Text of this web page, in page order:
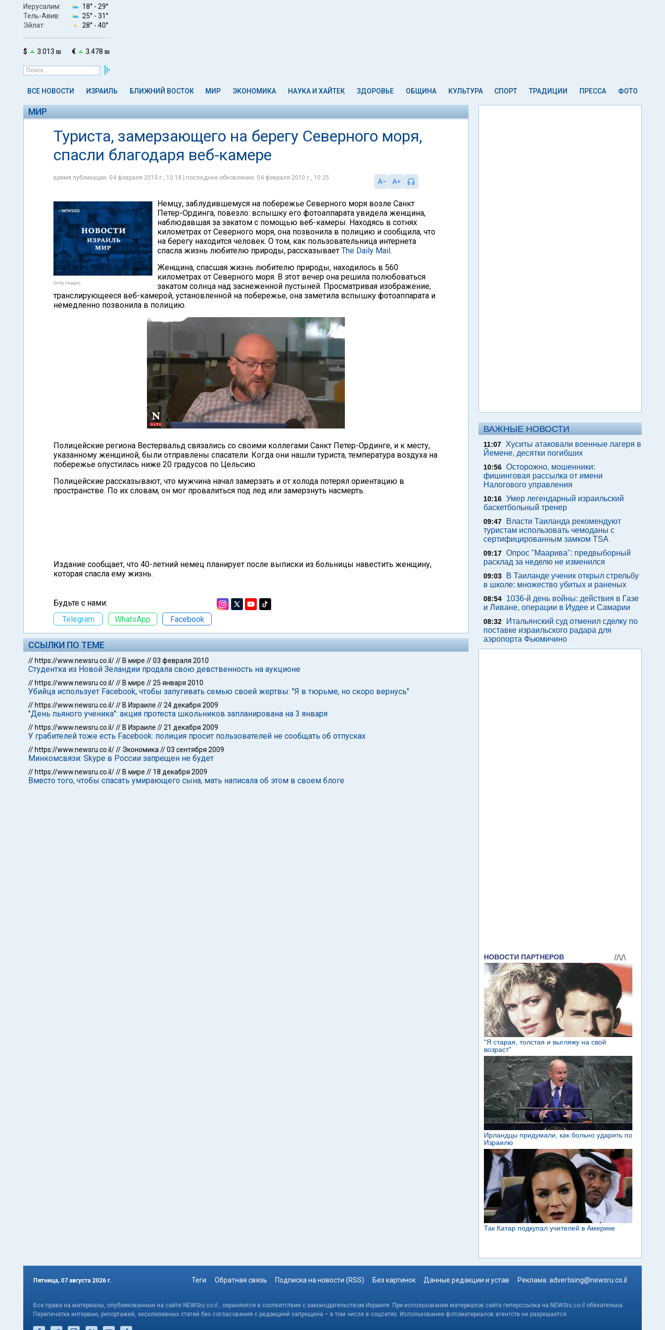
Иерусалим: 18° - 29°
Тель-Авив:
25° - 31°
Эйлат:
28° - 40°
$ 3.013 ₪ € 3.478 ₪
ВСЕ НОВОСТИ ИЗРАИЛЬ БЛИЖНИЙ ВОСТОК МИР ЭКОНОМИКА НАУКА И ХАЙТЕК ЗДОРОВЬЕ ОБЩИНА КУЛЬТУРА СПОРТ ТРАДИЦИИ ПРЕССА ФОТО
МИР
Туриста, замерзающего на берегу Северного моря,
спасли благодаря веб-камере
время публикации: 04 февраля 2010 г., 10:18 | последнее обновление: 04 февраля 2010 г., 10:25
Getty Images
Немцу, заблудившемуся на побережье Северного моря возле Санкт
Петер-Ординга, повезло: вспышку его фотоаппарата увидела женщина,
наблюдавшая за закатом с помощью веб-камеры. Находясь в сотнях
километрах от Северного моря, она позвонила в полицию и сообщила, что
на берегу находится человек. О том, как пользовательница интернета
спасла жизнь любителю природы, рассказывает The Daily Mail.
Женщина, спасшая жизнь любителю природы, находилось в 560
километрах от Северного моря. В этот вечер она решила полюбоваться
закатом солнца над заснеженной пустыней. Просматривая изображение,
транслирующееся веб-камерой, установленной на побережье, она заметила вспышку фотоаппарата и
немедленно позвонила в полицию.
Полицейские региона Вестервальд связались со своими коллегами Санкт Петер-Ординге, и к месту,
указанному женщиной, были отправлены спасатели. Когда они нашли туриста, температура воздуха на
побережье опустилась ниже 20 градусов по Цельсию.
Полицейские рассказывают, что мужчина начал замерзать и от холода потерял ориентацию в
пространстве. По их словам, он мог провалиться под лед или замерзнуть насмерть.
Издание сообщает, что 40-летний немец планирует после выписки из больницы навестить женщину,
которая спасла ему жизнь.
Будьте с нами:
Telegram
WhatsApp Facebook
ССЫЛКИ ПО ТЕМЕ
// https://www.newsru.co.il/// В мире //03 февраля 2010
Студентка из Новой Зеландии продала свою девственность на аукционе
// https://www.newsru.co.il/// В мире //25 января 2010
Убийца использует Facebook, чтобы запугивать семью своей жертвы: "Я в тюрьме, но скоро вернусь"
// https://www.newsru.co.il/// В Израиле //24 декабря 2009
"День пьяного ученика": акция протеста школьников запланирована на 3 января
// https://www.newsru.co.il/// В Израиле //21 декабря 2009
У грабителей тоже есть Facebook: полиция просит пользователей не сообщать об отпусках
// https://www.newsru.co.il/// Экономика //03 сентября 2009
Минкомсвязи: Skype в России запрещен не будет
// https://www.newsru.co.il/// В мире // 18 декабря 2009
Вместо того, чтобы спасать умирающего сына, мать написала об этом в своем блоге
ВАЖНЫЕ НОВОСТИ
11:07
Хуситы атаковали военные лагеря в
Йемене, десятки погибших
10:56 Осторожно, мошенники:
фишинговая рассылка от имени
Налогового управления
10:16 Умер легендарный израильский
баскетбольный тренер
09:47
Власти Таиланда рекомендуют
туристам использовать чемоданы с
сертифицированным замком TSA
09:17 Опрос "Mаарива": предвыборный
расклад за неделю не изменился
09:03
В Таиланде ученик открыл стрельбу
в школе: множество убитых и раненых
08:54
1036-й день войны: действия в Газе
и Ливане, операции в Иудее и Самарии
08:32
Итальянский суд отменил сделку по
поставке израильского радара для
аэропорта Фьюмичино
Пятница, 07 августа 2026 г. Теги Обратная связь Подписка на новости (RSS) Без картинок Данные редакции и устав Реклама: advertising@newsru.co.il
Все права на материалы, опубликованные на сайте NEWSru.co.il , охраняются в соответствии с законодательством Израиля. При использовании материалов сайта гиперссылка на NEWSru.co.il обязательна.
Перепечатка интервью, репортажей, эксклюзивных статей без согласования с редакцией запрещена – в том числе в соцсетях. Использование фотоматериалов агентств не разрешается.